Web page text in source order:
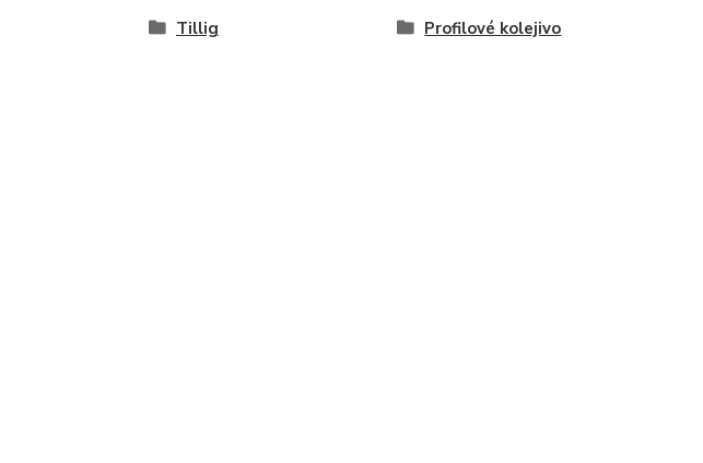
Tillig Profilové kolejivo